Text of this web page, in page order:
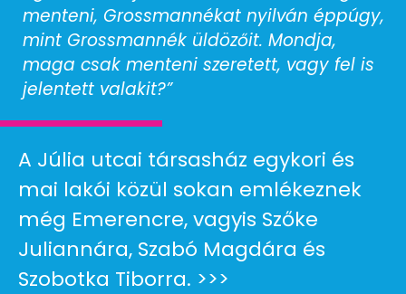
menteni, Grossmannékat nyilván éppúgy,
mint Grossmannék üldözőit. Mondja,
maga csak menteni szeretett, vagy fel is
jelentett valakit?”
A Júlia utcai társasház egykori és
mai lakói közül sokan emlékeznek
még Emerencre, vagyis Szőke
Juliannára, Szabó Magdára és
Szobotka Tiborra. >>>